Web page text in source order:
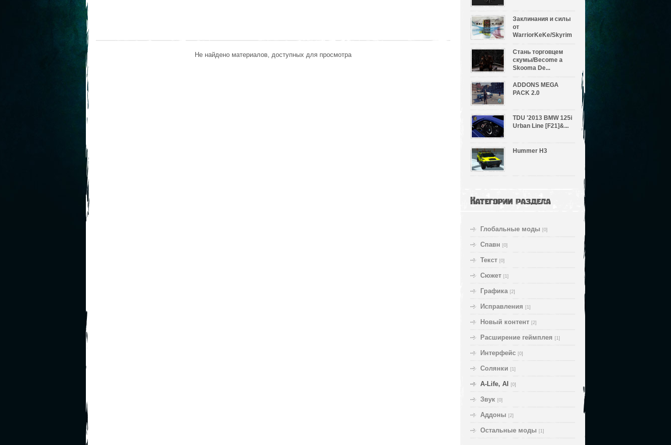
Не найдено материалов, доступных для просмотра
Заклинания и силы
от
WarriorKeKe/Skyrim
Стань торговцем
скумы/Become a
Skooma De...
ADDONS MEGA
PACK 2.0
TDU '2013 BMW 125i
Urban Line [F21]&...
Hummer H3
Категории раздела
Глобальные моды [0]
Спавн [0]
Текст [0]
Сюжет [1]
Графика [2]
Исправления [1]
Новый контент [2]
Расширение геймплея [1]
Интерфейс [0]
Солянки [1]
A-Life, AI [0]
Звук [0]
Аддоны [2]
Остальные моды [1]